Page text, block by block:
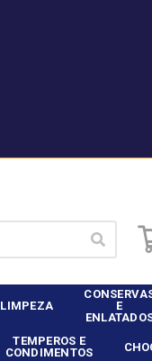
LIMPEZA
E
TEMPEROS E
CONDIMENTOS